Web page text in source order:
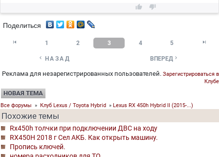
 
Поделиться
 1 2 3 4 5 
 НАЗАД ВПЕРЕД 
Реклама для незарегистрированных пользователей. Зарегистрироваться в
Клубе
НОВАЯ ТЕМА
Все форумы » Клуб Lexus / Toyota Hybrid » Lexus RX 450h Hybrid II (2015-...)
Похожие темы
Rx450h толчки при подключении ДВС на ходу
RX450H 2018 г Сел АКБ. Как открыть машину.
Пропись ключей.